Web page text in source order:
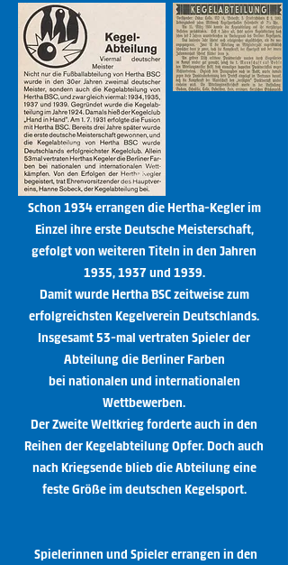
Schon 1934 errangen die Hertha-Kegler im
Einzel ihre erste Deutsche Meisterschaft,
gefolgt von weiteren Titeln in den Jahren
1935, 1937 und 1939.
Damit wurde Hertha BSC zeitweise zum
erfolgreichsten Kegelverein Deutschlands.
Insgesamt 53-mal vertraten Spieler der
Abteilung die Berliner Farben
bei nationalen und internationalen
Wettbewerben.​
Der Zweite Weltkrieg forderte auch in den
Reihen der Kegelabteilung Opfer.​ Doch auch
nach Kriegsende blieb die Abteilung eine
feste Größe im deutschen Kegelsport.
Spielerinnen und Spieler errangen in den